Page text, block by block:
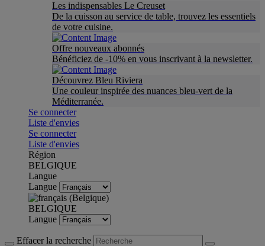
Les indispensables Le Creuset
De la cuisson au service de table, trouvez les essentiels
de votre cuisine.
Offre nouveaux abonnés
Bénéficiez de -10% en vous inscrivant à la newsletter.
Découvrez Bleu Riviera
Une couleur inspirée des nuances bleu-vert de la
Méditerranée.
Se connecter
Liste d'envies
Se connecter
Liste d'envies
Région
BELGIQUE
Langue
Langue
BELGIQUE
Langue
Effacer la recherche